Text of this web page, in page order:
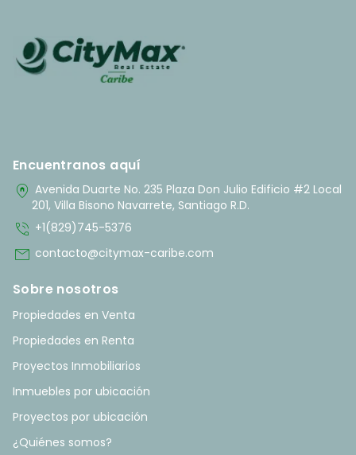
Encuentranos aquí
home_pin Avenida Duarte No. 235 Plaza Don Julio Edificio #2 Local
201, Villa Bisono Navarrete, Santiago R.D.
phone_in_talk +1(829)745-5376
mail contacto@citymax-caribe.com
Sobre nosotros
Propiedades en Venta
Propiedades en Renta
Proyectos Inmobiliarios
Inmuebles por ubicación
Proyectos por ubicación
¿Quiénes somos?